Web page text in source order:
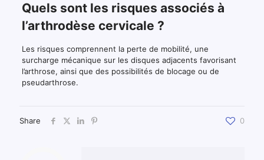
Quels sont les risques associés à
l’arthrodèse cervicale ?
Les risques comprennent la perte de mobilité, une
surcharge mécanique sur les disques adjacents favorisant
l’arthrose, ainsi que des possibilités de blocage ou de
pseudarthrose.
Share 0